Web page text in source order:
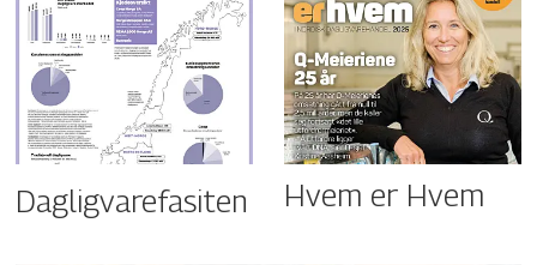
Dagligvarefasiten Hvem er Hvem